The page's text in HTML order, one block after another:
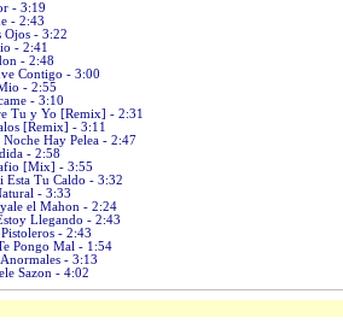
- 3:19
- 2:43
Ojos - 3:22
- 2:41
- 2:48
Contigo - 3:00
- 2:55
- 3:10
Tu y Yo [Remix] - 2:31
[Remix] - 3:11
Noche Hay Pelea - 2:47
- 2:58
[Mix] - 3:55
Esta Tu Caldo - 3:32
- 3:33
el Mahon - 2:24
Llegando - 2:43
- 2:43
Pongo Mal - 1:54
- 3:13
Sazon - 4:02